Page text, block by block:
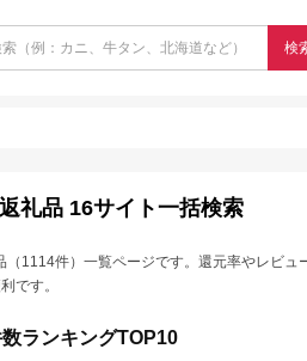
検
礼品 16サイト一括検索
1114件）一覧ページです。還元率やレビ
です。
ランキングTOP10